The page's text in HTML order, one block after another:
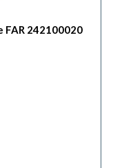
FAR 242100020